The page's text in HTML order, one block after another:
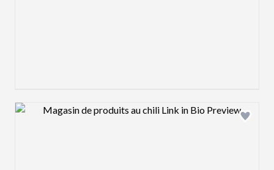
Design preview image